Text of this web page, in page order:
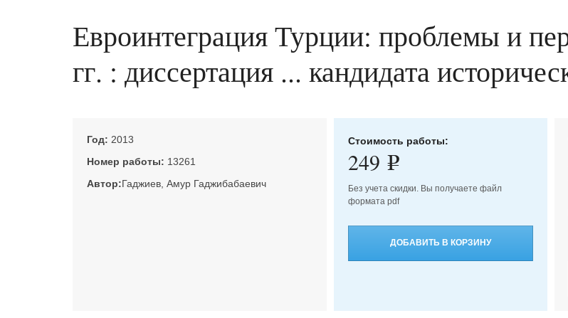
Евроинтеграция Турции: проблемы и
гг. : диссертация ... кандидата
Год: 2013
Номер работы: 13261
Автор:Гаджиев, Амур Гаджибабаевич
Стоимость работы:
249 e
Без учета скидки. Вы получаете файл
формата pdf
ДОБАВИТЬ В КОРЗИНУ